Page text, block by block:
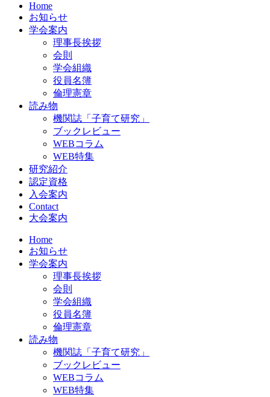
Home
お知らせ
学会案内
理事長挨拶
会則
学会組織
役員名簿
倫理憲章
読み物
機関誌「子育て研究」
ブックレビュー
WEBコラム
WEB特集
研究紹介
認定資格
入会案内
Contact
大会案内
Home
お知らせ
学会案内
理事長挨拶
会則
学会組織
役員名簿
倫理憲章
読み物
機関誌「子育て研究」
ブックレビュー
WEBコラム
WEB特集